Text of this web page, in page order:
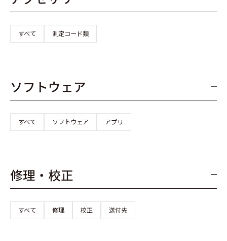
すべて 測定コード類
ソフトウェア
すべて ソフトウェア アプリ
修理・校正
すべて 修理 校正 送付先